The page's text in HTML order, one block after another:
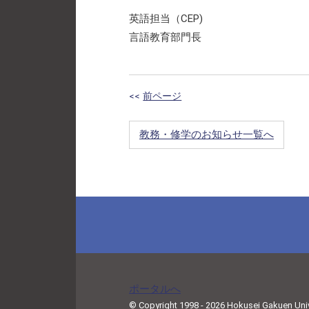
英語担当（CEP)
言語教育部門長
<< 前ページ
教務・修学のお知らせ一覧へ
ポータルへ
© Copyright 1998 - 2026 Hokusei Gakuen